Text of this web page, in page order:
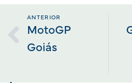
ANTERIOR
MotoGP
Goiás